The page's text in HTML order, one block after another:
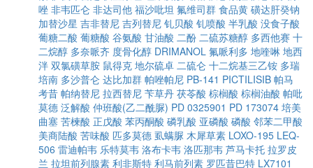
唑 非韦匹仑 非达司他 福沙吡坦 氟维司群 食品黄 磺达肝癸钠
加替沙星 吉非替尼 吉列替尼 钆贝酸 钆喷酸 半乳酸 没食子酸
葡糖二酸 葡糖酸 谷氨酸 甘油酸 二酚 二硫苏糖醇 多西他赛 十
二烷醇 多奈哌齐 度骨化醇 DRIMANOL 氟哌利多 地喹啉 地西
泮 双氯磺草胺 鼠得克 地尔硫卓 二硫仑 十二烷基三乙铵 多瑞
培南 多沙普仑 达比加群 帕唑帕尼 PB-141 PICTILISIB 帕马
考昔 帕纳替尼 拉西替尼 苄草丹 茯苓酸 棕榈酸 棕榈油酸 帕吡
莫德 泛解酸 仲班酸(乙二酰脲) PD 0325901 PD 173074 培美
曲塞 苦楝酸 正戊酸 苯丙酮酸 磷乳酸 亚磷酸 磷酸 邻苯二甲酸
美商陆酸 苦味酸 匹多莫德 虱螨脲 木犀草素 LOXO-195 LEQ-
506 雷迪帕韦 乐特莫韦 洛布卡韦 洛匹那韦 芦马卡托 拉罗皮
兰 拉坦前列腺素 利非斯特 利马前列素 罗匹昔巴特 LX7101